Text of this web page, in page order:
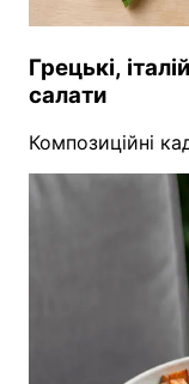
Грецькі,
салати
Композиційні